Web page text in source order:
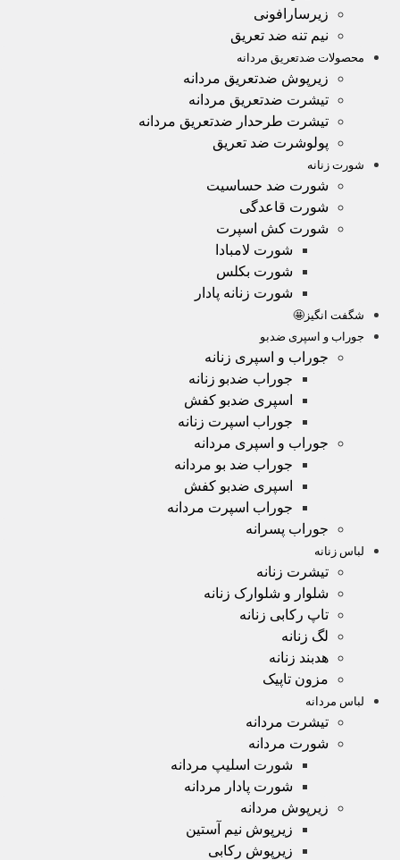
زیرسارافونی
نیم تنه ضد تعریق
محصولات ضدتعریق مردانه
زیرپوش ضدتعریق مردانه
تیشرت ضدتعریق مردانه
تیشرت طرحدار ضدتعریق مردانه
پولوشرت ضد تعریق
شورت زنانه
شورت ضد حساسیت
شورت قاعدگی
شورت کش اسپرت
شورت لامبادا
شورت بکلس
شورت زنانه پادار
شگفت انگیز🤩
جوراب و اسپری ضدبو
جوراب و اسپری زنانه
جوراب ضدبو زنانه
اسپری ضدبو کفش
جوراب اسپرت زنانه
جوراب و اسپری مردانه
جوراب ضد بو مردانه
اسپری ضدبو کفش
جوراب اسپرت مردانه
جوراب پسرانه
لباس زنانه
تیشرت زنانه
شلوار و شلوارک زنانه
تاپ رکابی زنانه
لگ زنانه
هدبند زنانه
مزون تاپیک
لباس مردانه
تیشرت مردانه
شورت مردانه
شورت اسلیپ مردانه
شورت پادار مردانه
زیرپوش مردانه
زیرپوش نیم آستین
زیرپوش رکابی